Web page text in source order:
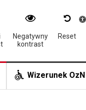
Negatywny
kontrast
Reset
Wizerunek OzN